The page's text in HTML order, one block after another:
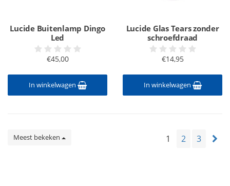
Lucide Buitenlamp Dingo
Led
€45,00
In winkelwagen
Lucide Glas Tears zonder
schroefdraad
€14,95
In winkelwagen
Meest bekeken 1 2 3